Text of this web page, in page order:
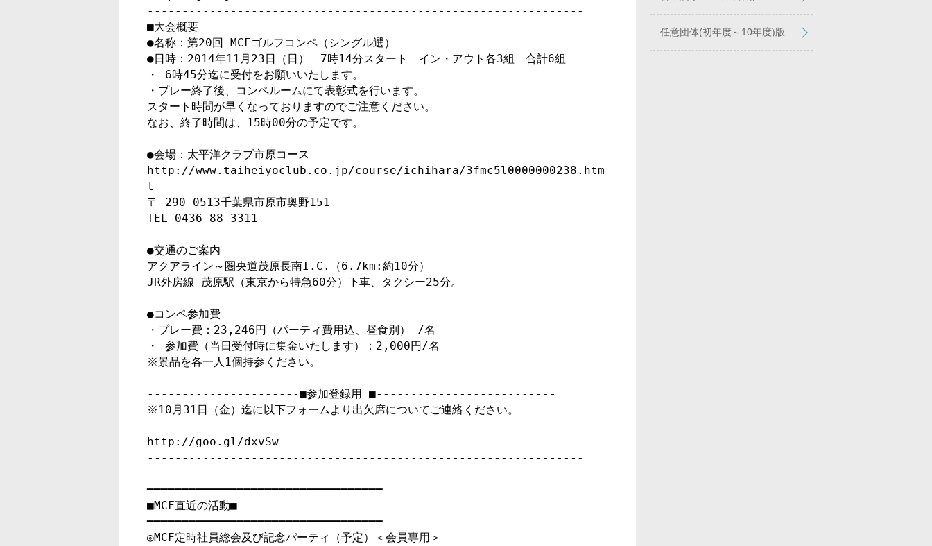
---------------------------------------------------------------
■大会概要
●名称：第20回 MCFゴルフコンペ（シングル選）
●日時：2014年11月23日（日）　7時14分スタート　イン・アウト各3組　合計6組
・ 6時45分迄に受付をお願いいたします。
・プレー終了後、コンペルームにて表彰式を行います。
スタート時間が早くなっておりますのでご注意ください。
なお、終了時間は、15時00分の予定です。
●会場：太平洋クラブ市原コース
http://www.taiheiyoclub.co.jp/course/ichihara/3fmc5l0000000238.htm
l
〒 290-0513千葉県市原市奥野151
TEL 0436-88-3311
●交通のご案内
アクアライン～圏央道茂原長南I.C.（6.7km:約10分）
JR外房線 茂原駅（東京から特急60分）下車、タクシー25分。
●コンペ参加費
・プレー費：23,246円（パーティ費用込、昼食別） /名
・ 参加費（当日受付時に集金いたします）：2,000円/名
※景品を各一人1個持参ください。
----------------------■参加登録用 ■--------------------------
※10月31日（金）迄に以下フォームより出欠席についてご連絡ください。
http://goo.gl/dxvSw
---------------------------------------------------------------
━━━━━━━━━━━━━━━━━━━━━━━━━━━━━━━━━━
■MCF直近の活動■
━━━━━━━━━━━━━━━━━━━━━━━━━━━━━━━━━━
◎MCF定時社員総会及び記念パーティ（予定）＜会員専用＞
任意団体(初年度～10年度)版